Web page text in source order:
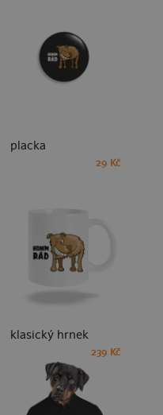
placka
29 Kč
klasický hrnek
239 Kč